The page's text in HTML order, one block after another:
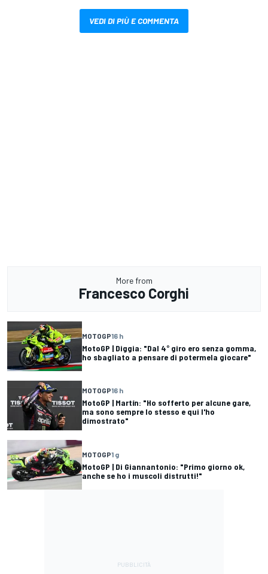
VEDI DI PIÙ E COMMENTA
More from
Francesco Corghi
MOTOGP16 h
MotoGP | Diggia: "Dal 4° giro ero senza gomma,
ho sbagliato a pensare di potermela giocare"
MOTOGP16 h
MotoGP | Martín: "Ho sofferto per alcune gare,
ma sono sempre lo stesso e qui l'ho
dimostrato"
MOTOGP1 g
MotoGP | Di Giannantonio: "Primo giorno ok,
anche se ho i muscoli distrutti!"